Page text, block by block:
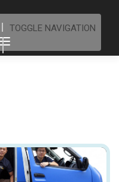
TOGGLE NAVIGATION